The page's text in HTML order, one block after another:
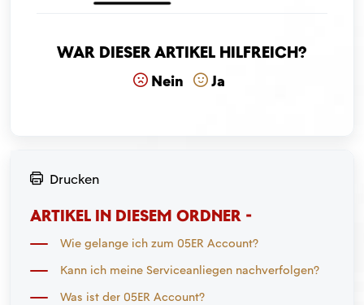
War dieser Artikel hilfreich?
Nein Ja
Drucken
ARTIKEL IN DIESEM ORDNER -
Wie gelange ich zum 05ER Account?
Kann ich meine Serviceanliegen nachverfolgen?
Was ist der 05ER Account?